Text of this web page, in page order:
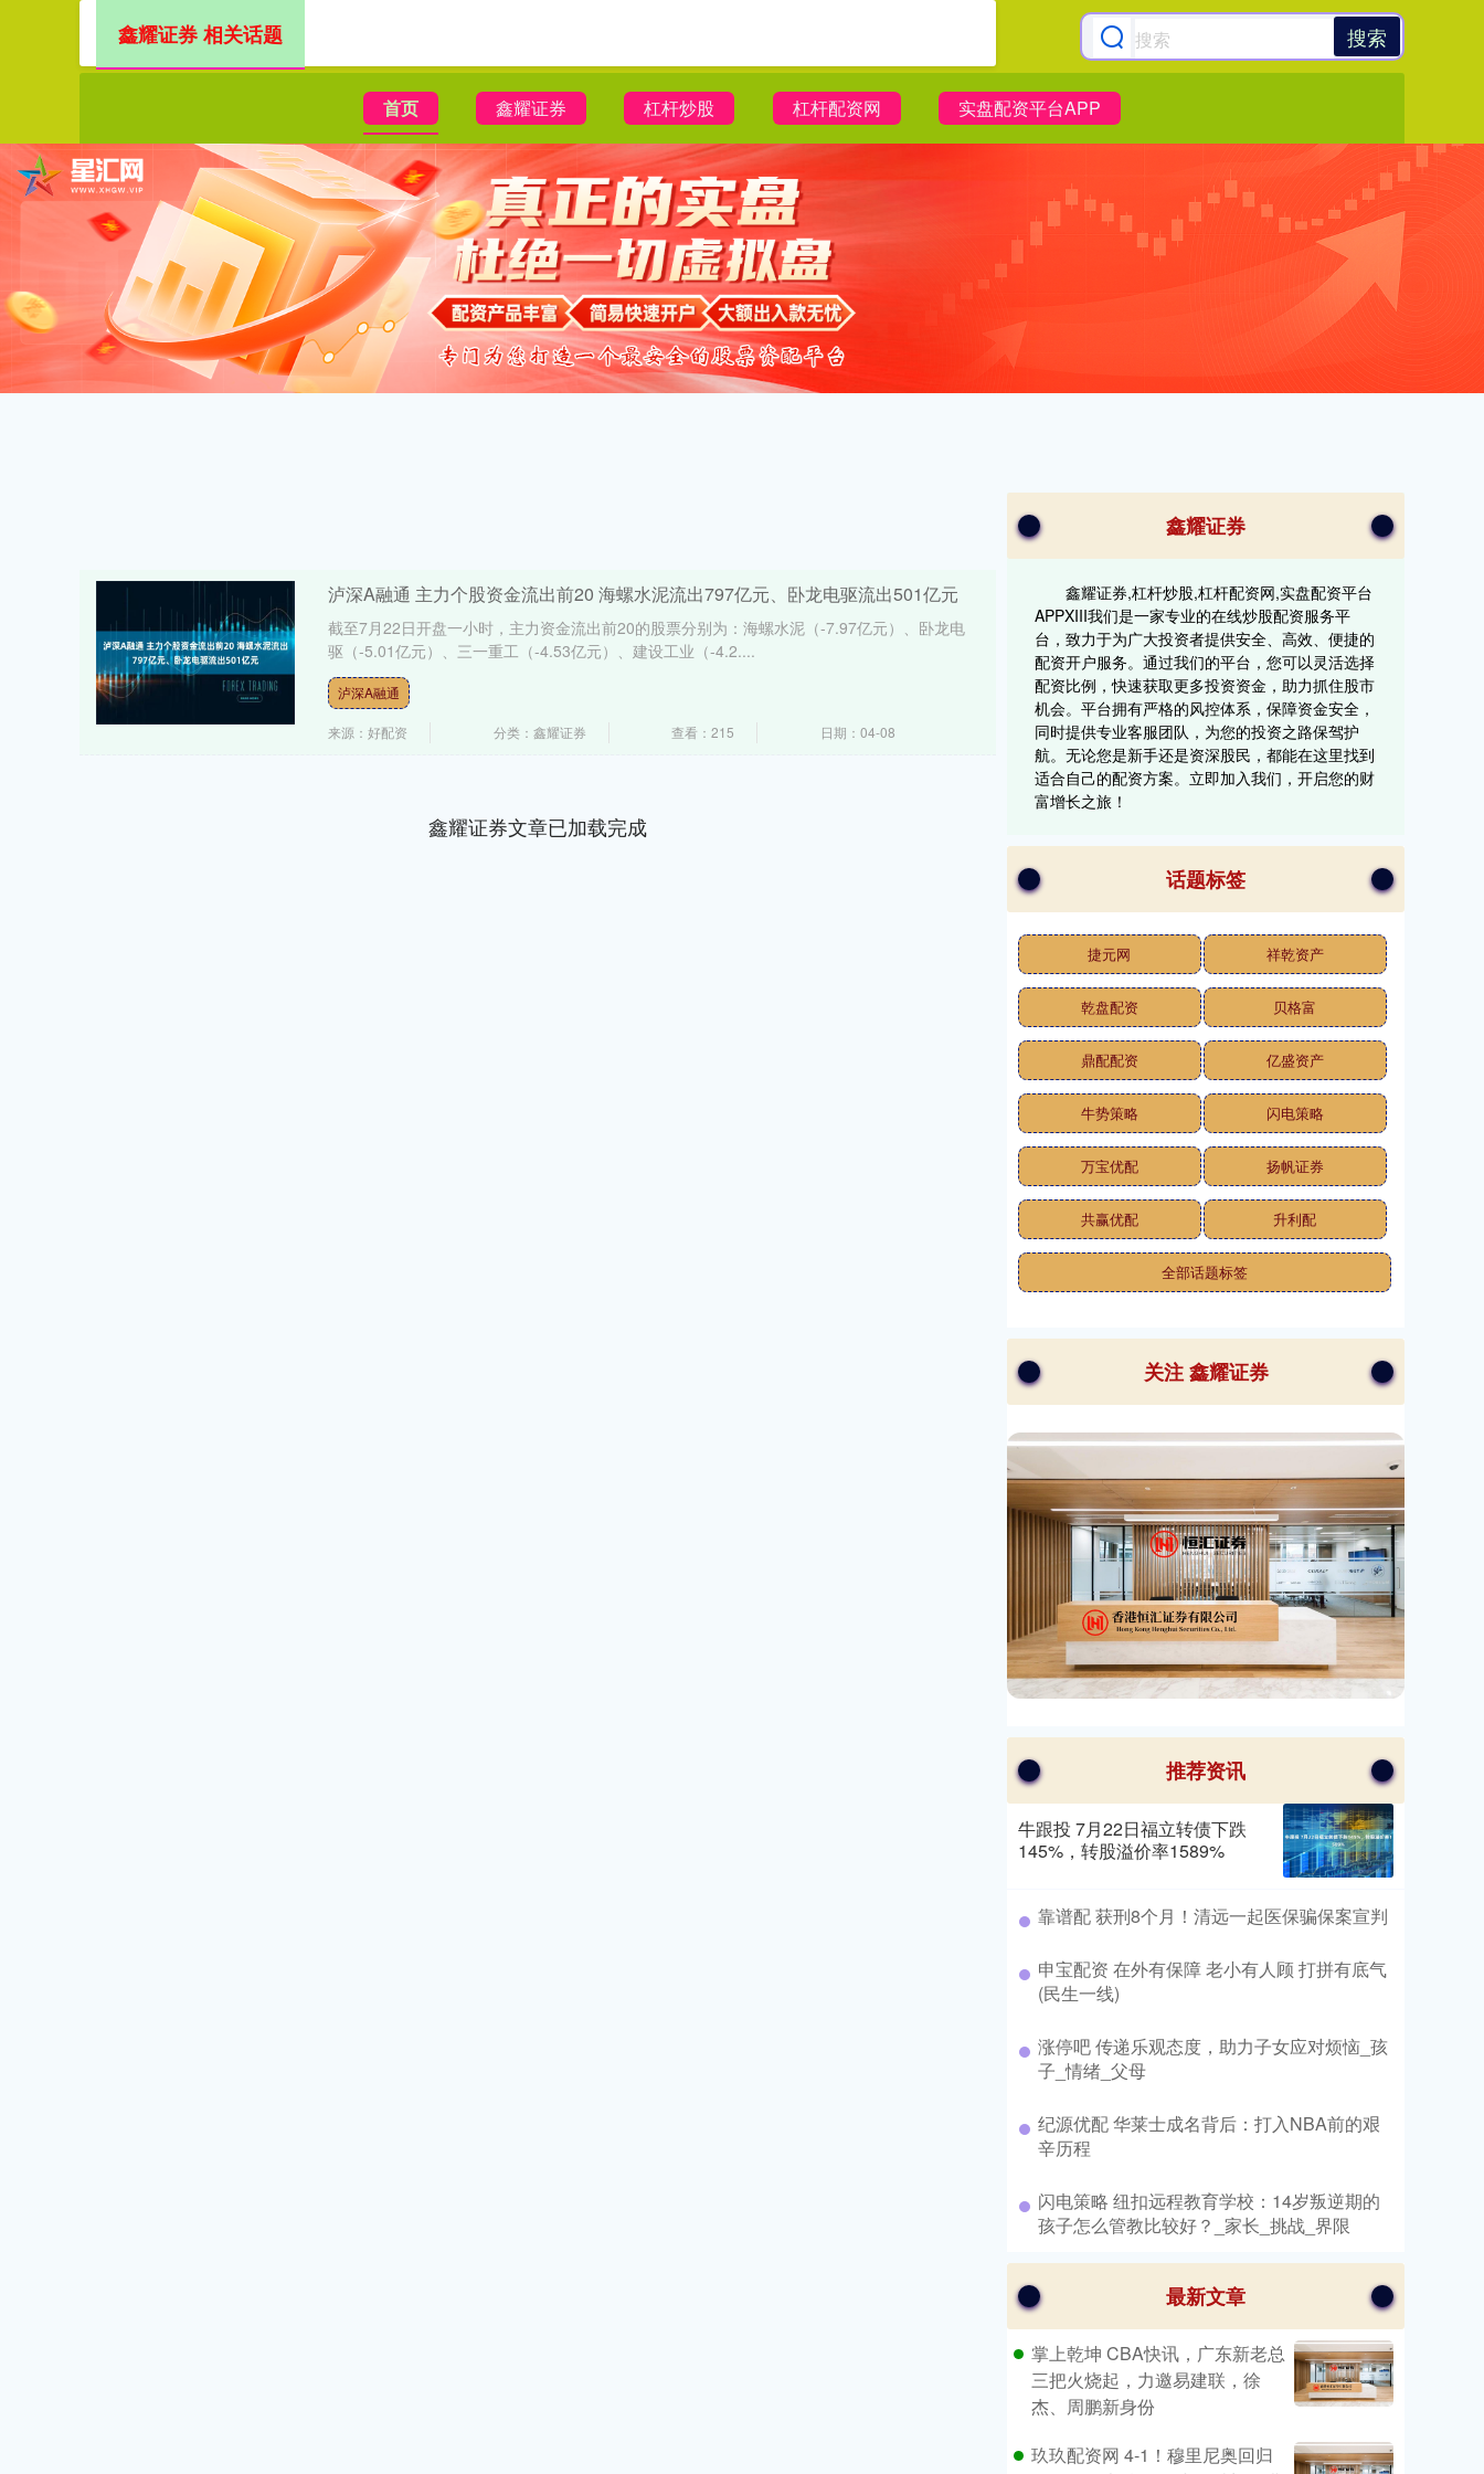
搜索
首页 鑫耀证券 杠杆炒股 杠杆配资网 实盘配资平台APP
鑫耀证券 相关话题
泸深A融通 主力个股资金流出前20 海螺水泥流出797亿元、卧龙电驱流出501亿元
截至7月22日开盘一小时，主力资金流出前20的股票分别为：海螺水泥（-7.97亿元）、卧龙电
驱（-5.01亿元）、三一重工（-4.53亿元）、建设工业（-4.2....
泸深A融通
来源：好配资 分类：鑫耀证券 查看：215 日期：04-08
鑫耀证券文章已加载完成
鑫耀证券
鑫耀证券,杠杆炒股,杠杆配资网,实盘配资平台
APPXIII‌我们是一家专业的在线炒股配资服务平
台，致力于为广大投资者提供安全、高效、便捷的
配资开户服务。通过我们的平台，您可以灵活选择
配资比例，快速获取更多投资资金，助力抓住股市
机会。平台拥有严格的风控体系，保障资金安全，
同时提供专业客服团队，为您的投资之路保驾护
航。无论您是新手还是资深股民，都能在这里找到
适合自己的配资方案。立即加入我们，开启您的财
富增长之旅！
话题标签
捷元网 祥乾资产
乾盘配资 贝格富
鼎配配资 亿盛资产
牛势策略 闪电策略
万宝优配 扬帆证券
共赢优配 升利配
全部话题标签
关注 鑫耀证券
推荐资讯
牛跟投 7月22日福立转债下跌
145%，转股溢价率1589%
​靠谱配 获刑8个月！清远一起医保骗保案宣判
​申宝配资 在外有保障 老小有人顾 打拼有底气
(民生一线)
​涨停吧 传递乐观态度，助力子女应对烦恼_孩
子_情绪_父母
​纪源优配 华莱士成名背后：打入NBA前的艰
辛历程
​闪电策略 纽扣远程教育学校：14岁叛逆期的
孩子怎么管教比较好？_家长_挑战_界限
最新文章
掌上乾坤 CBA快讯，广东新老总
三把火烧起，力邀易建联，徐
杰、周鹏新身份
玖玖配资网 4-1！穆里尼奥回归